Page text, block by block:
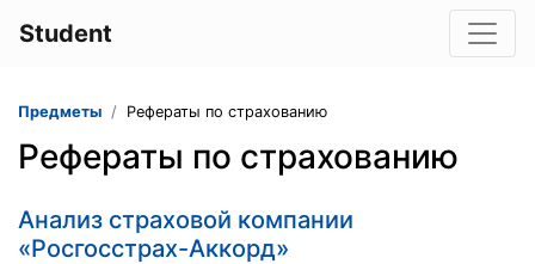
Student
Предметы Рефераты по страхованию
Рефераты по страхованию
Анализ страховой компании
«Росгосстрах-Аккорд»